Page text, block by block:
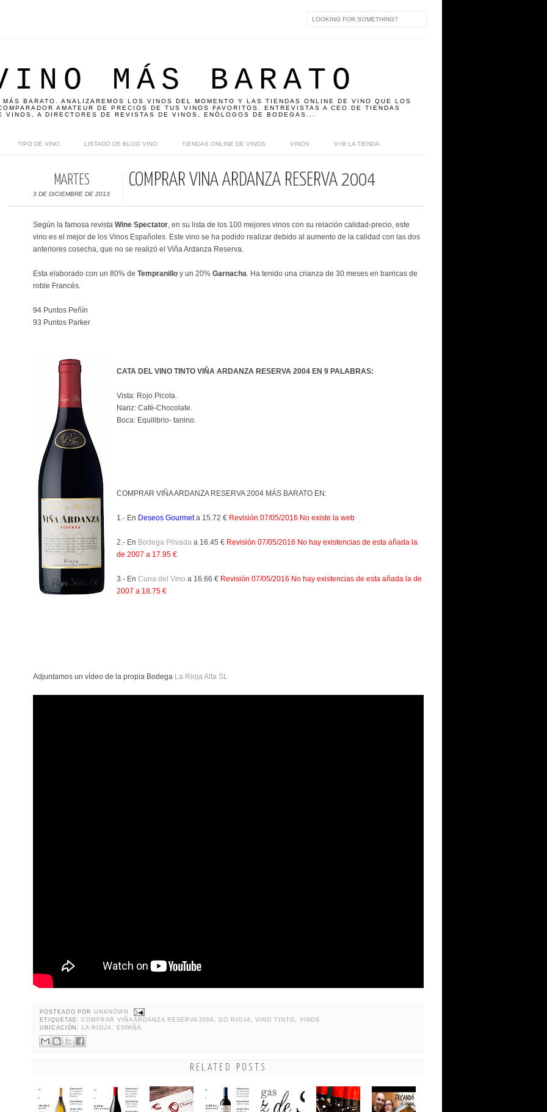
MÁS BARATO
BARATO. ANALIZAREMOS LOS VINOS DEL MOMENTO Y LAS TIENDAS ONLINE DE VINO QUE LOS
AMATEUR DE PRECIOS DE TUS VINOS FAVORITOS. ENTREVISTAS A CEO DE TIENDAS
VINOS, A DIRECTORES DE REVISTAS DE VINOS, ENÓLOGOS DE BODEGAS...
TIPO DE VINO LISTADO DE BLOG VINO TIENDAS ONLINE DE VINOS VINOS V+B LA TIENDA
MARTES
3 DE DICIEMBRE DE 2013
COMPRAR VIÑA ARDANZA RESERVA 2004
Según la famosa revista Wine Spectator, en su lista de los 100 mejores vinos con su relación calidad-precio, este
vino es el mejor de los Vinos Españoles. Este vino se ha podido realizar debido al aumento de la calidad con las dos
anteriores cosecha, que no se realizó el Viña Ardanza Reserva.
Esta elaborado con un 80% de Tempranillo y un 20% Garnacha. Ha tenido una crianza de 30 meses en barricas de
roble Francés.
94 Puntos Peñín
93 Puntos Parker
CATA DEL VINO TINTO VIÑA ARDANZA RESERVA 2004 EN 9 PALABRAS:
Vista: Rojo Picota.
Nariz: Café-Chocolate.
Boca: Equilibrio- tanino.
COMPRAR VIÑA ARDANZA RESERVA 2004 MÁS BARATO EN:
1.- En Deseos Gourmeta 15.72 € Revisión 07/05/2016 No existe la web
2.- En Bodega Privada a 16.45 € Revisión 07/05/2016 No hay existencias de esta añada la
de 2007 a 17.95 €
3.- En Cuna del Vino a 16.66 € Revisión 07/05/2016 No hay existencias de esta añada la de
2007 a 18.75 €
Adjuntamos un vídeo de la propia Bodega La Rioja Alta SL
POSTEADO PORUNKNOWN
ETIQUETAS:COMPRAR VIÑA ARDANZA RESERVA 2004, DO RIOJA,VINO TINTO, VINOS
UBICACIÓN: LA RIOJA, ESPAÑA
RELATED POSTS